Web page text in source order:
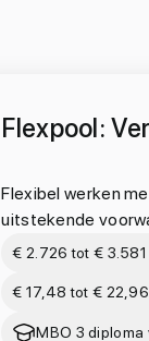
Flexpool:
Flexibel werken
uitstekende
€ 2.726 tot €
€ 17,48 tot €
MBO 3 diploma